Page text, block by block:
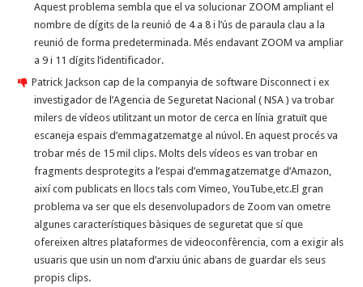
Aquest problema sembla que el va solucionar ZOOM ampliant el
nombre de dígits de la reunió de 4 a 8 i l’ús de paraula clau a la
reunió de forma predeterminada. Més endavant ZOOM va ampliar
a 9 i 11 dígits l’identificador.
Patrick Jackson cap de la companyia de software Disconnect i ex
investigador de l’Agencia de Seguretat Nacional ( NSA ) va trobar
milers de vídeos utilitzant un motor de cerca en línia gratuït que
escaneja espais d’emmagatzematge al núvol. En aquest procés va
trobar més de 15 mil clips. Molts dels vídeos es van trobar en
fragments desprotegits a l’espai d’emmagatzematge d’Amazon,
així com publicats en llocs tals com Vimeo, YouTube,etc.El gran
problema va ser que els desenvolupadors de Zoom van ometre
algunes característiques bàsiques de seguretat que sí que
ofereixen altres plataformes de videoconfèrencia, com a exigir als
usuaris que usin un nom d’arxiu únic abans de guardar els seus
propis clips.